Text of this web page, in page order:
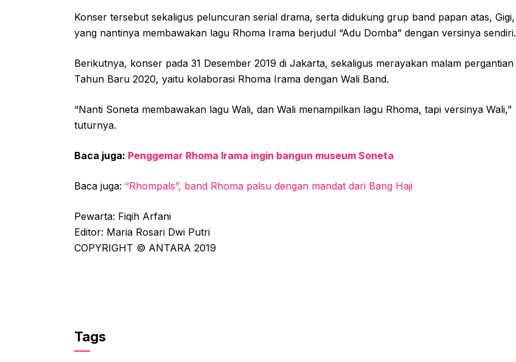
Konser tersebut sekaligus peluncuran serial drama, serta didukung grup band papan atas, Gigi,
yang nantinya membawakan lagu Rhoma Irama berjudul “Adu Domba” dengan versinya sendiri.
Berikutnya, konser pada 31 Desember 2019 di Jakarta, sekaligus merayakan malam pergantian
Tahun Baru 2020, yaitu kolaborasi Rhoma Irama dengan Wali Band.
“Nanti Soneta membawakan lagu Wali, dan Wali menampilkan lagu Rhoma, tapi versinya Wali,”
tuturnya.
Baca juga: Penggemar Rhoma Irama ingin bangun museum Soneta
Baca juga: “Rhompals”, band Rhoma palsu dengan mandat dari Bang Haji
Pewarta: Fiqih Arfani
Editor: Maria Rosari Dwi Putri
COPYRIGHT © ANTARA 2019
Tags